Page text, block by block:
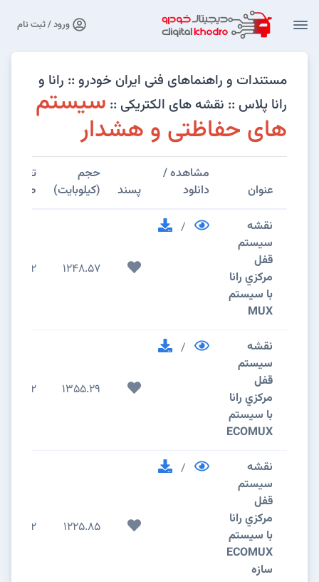
ورود / ثبت نام
مستندات و راهنماهای فنی ایران خودرو :: رانا و
رانا پلاس :: نقشه های الکتریکی :: سیستم
های حفاظتی و هشدار
عنوان
مشاهده /
دانلود
پسند
حجم
(کیلوبایت)
تعداد
صفحات
نقشه
سيستم
قفل
مرکزي رانا
با سیستم
MUX
/
1248.57
2
نقشه
سيستم
قفل
مرکزي رانا
با سیستم
ECOMUX
/
1355.29
2
نقشه
سيستم
قفل
مرکزي رانا
با سیستم
ECOMUX
سازه
/
1225.85
2